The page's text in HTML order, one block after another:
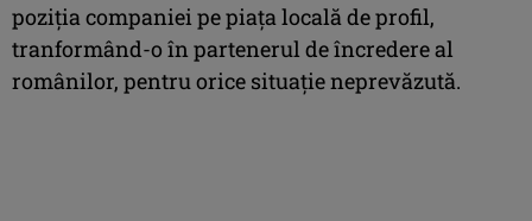
poziția companiei pe piața locală de profil,
tranformând-o în partenerul de încredere al
românilor, pentru orice situație neprevăzută.